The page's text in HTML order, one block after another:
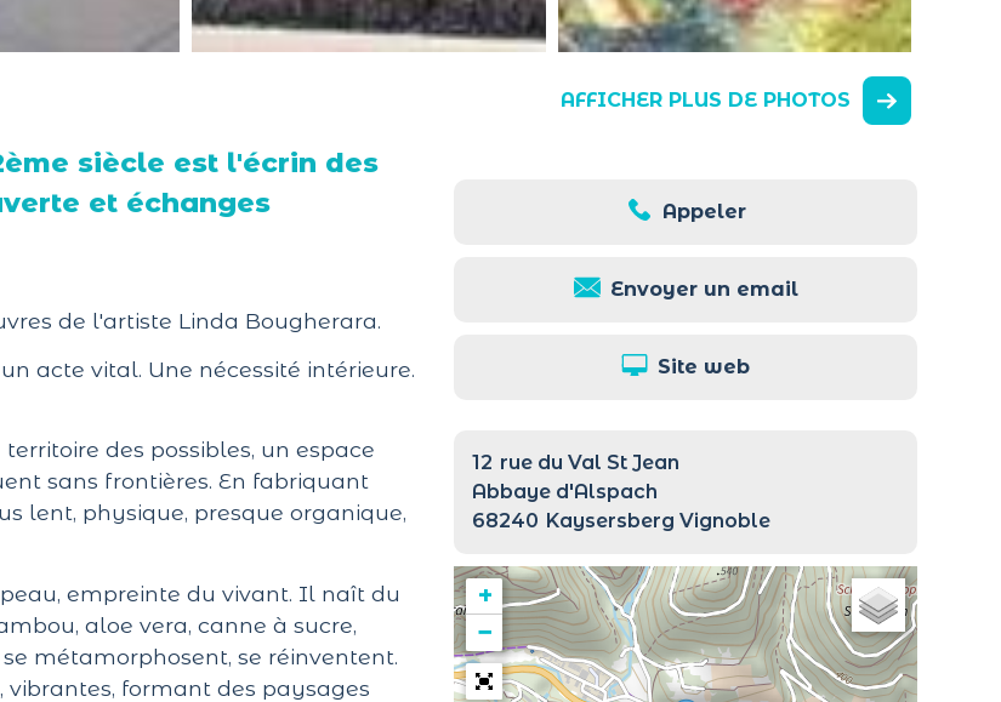
AFFICHER PLUS DE PHOTOS
Appeler
Envoyer un email
Site web
12 rue du Val St Jean
Abbaye d'Alspach
68240 Kaysersberg Vignoble
+
−
siècle est l'écrin des
et échanges
de l'artiste Linda Bougherara.
acte vital. Une nécessité intérieure.
des possibles, un espace
sans frontières. En fabriquant
lent, physique, presque organique,
empreinte du vivant. Il naît du
aloe vera, canne à sucre,
métamorphosent, se réinventent.
formant des paysages